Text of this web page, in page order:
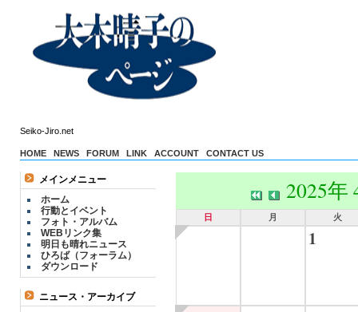
Seiko-Jiro.net
HOME NEWS FORUM LINK ACCOUNT CONTACT US
メインメニュー
ホーム
行動とイベント
フォト・アルバム
WEBリンク集
明日も晴れニュース
ひろば（フォーラム）
ダウンロード
ニュース・アーカイブ
2025年
日 月 火
1